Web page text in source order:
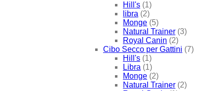
Hill's (1)
libra (2)
Monge (5)
Natural Trainer (3)
Royal Canin (2)
Cibo Secco per Gattini (7)
Hill's (1)
Libra (1)
Monge (2)
Natural Trainer (2)